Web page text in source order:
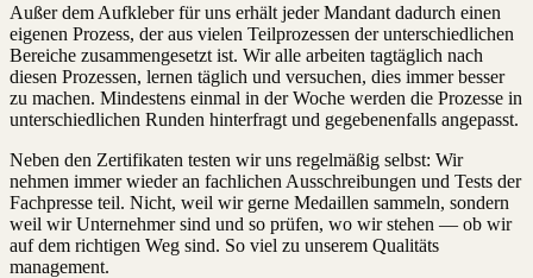
Außer dem Aufkleber für uns erhält jeder Mandant dadurch einen
eigenen Prozess, der aus vielen Teilprozessen der unterschiedlichen
Bereiche zusammengesetzt ist. Wir alle arbeiten tagtäglich nach
diesen Prozessen, lernen täglich und versuchen, dies immer besser
zu machen. Mindestens einmal in der Woche werden die Prozesse in
unterschiedlichen Runden hinterfragt und gegebenenfalls angepasst.
Neben den Zertifikaten testen wir uns regelmäßig selbst: Wir
nehmen immer wieder an fachlichen Ausschreibungen und Tests der
Fachpresse teil. Nicht, weil wir gerne Medaillen sammeln, sondern
weil wir Unternehmer sind und so prüfen, wo wir stehen — ob wir
auf dem richtigen Weg sind. So viel zu unserem Qualitäts
management.